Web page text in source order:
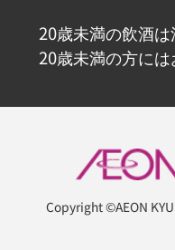
20歳未満の飲酒は
20歳未満の方には
Copyright ©AEON